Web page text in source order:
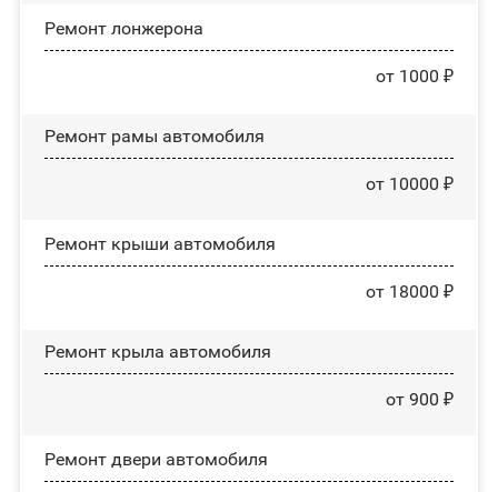
Ремонт лонжерона
от 1000 ₽
Ремонт рамы автомобиля
от 10000 ₽
Ремонт крыши автомобиля
от 18000 ₽
Ремонт крыла автомобиля
от 900 ₽
Ремонт двери автомобиля